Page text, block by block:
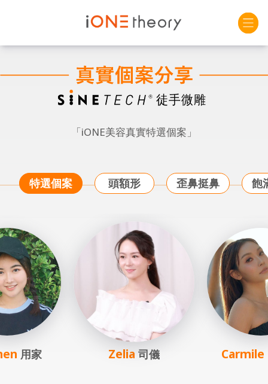
「iONE美容真實特選個案」
特選個案 頭額形 歪鼻挺鼻 飽
用家 Zelia 司儀 Carmile